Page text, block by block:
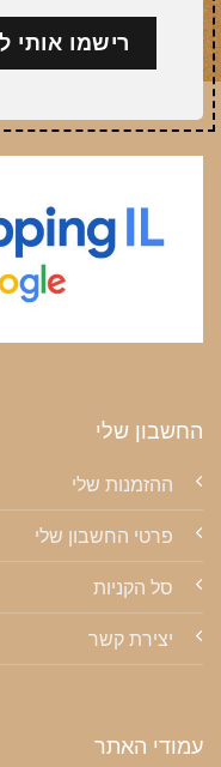
החשבון שלי
ההזמנות שלי
פרטי החשבון שלי
סל הקניות
יצירת קשר
עמודי האתר